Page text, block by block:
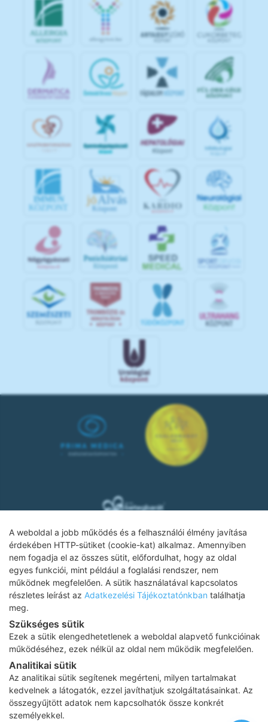
A weboldal a jobb működés és a felhasználói élmény javítása
érdekében HTTP-sütiket (cookie-kat) alkalmaz. Amennyiben
nem fogadja el az összes sütit, előfordulhat, hogy az oldal
egyes funkciói, mint például a foglalási rendszer, nem
működnek megfelelően. A sütik használatával kapcsolatos
részletes leírást az Adatkezelési Tájékoztatónkban találhatja
meg.
Szükséges sütik
Ezek a sütik elengedhetetlenek a weboldal alapvető funkcióinak
működéséhez, ezek nélkül az oldal nem működik megfelelően.
Analitikai sütik
Az analitikai sütik segítenek megérteni, milyen tartalmakat
kedvelnek a látogatók, ezzel javíthatjuk szolgáltatásainkat. Az
összegyűjtött adatok nem kapcsolhatók össze konkrét
személyekkel.
IMMUN
KÖZPONT
jó Alvás
Központ
SPOR
Adatkezelési tájékoztató
Impresszum
Karrier
Az oldalon feltüntetett árak az ÁFÁ-t tartalmazzák!
A képek a Shutterstock.com és a Canva.com
licence alapján
kerültek felhasználásra.
Copyright 2026 © Prima Medica Egészségközpontok . Minden jog